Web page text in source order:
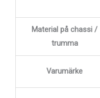
Material på chassi /
trumma
Varumärke